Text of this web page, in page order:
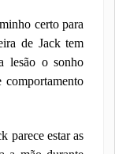
certo para
de Jack tem
lesão o sonho
parece estar as